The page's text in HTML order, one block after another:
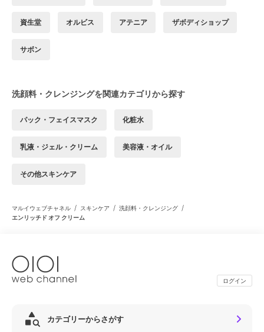
資生堂 オルビス アテニア ザボディショップ
サボン
洗顔料・クレンジングを関連カテゴリから探す
パック・フェイスマスク 化粧水
乳液・ジェル・クリーム 美容液・オイル
その他スキンケア
マルイウェブチャネル / スキンケア / 洗顔料・クレンジング /
エンリッチド オフ クリーム
ログイン
カテゴリーからさがす